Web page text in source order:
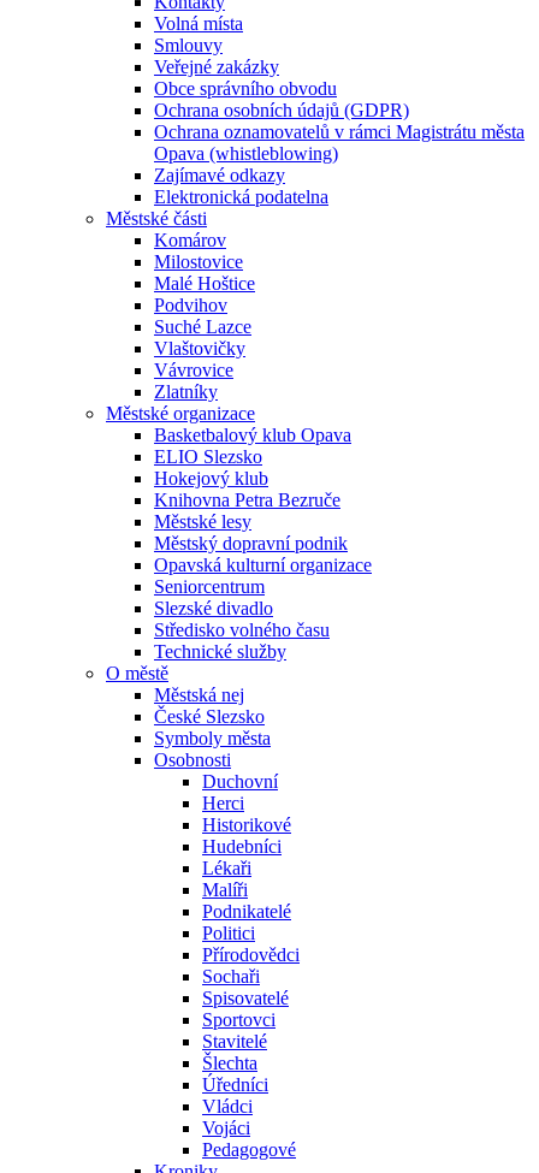
Volná místa
Smlouvy
Veřejné zakázky
Obce správního obvodu
Ochrana osobních údajů (GDPR)
Ochrana oznamovatelů v rámci Magistrátu města
Opava (whistleblowing)
Zajímavé odkazy
Elektronická podatelna
Městské části
Komárov
Milostovice
Malé Hoštice
Podvihov
Suché Lazce
Vlaštovičky
Vávrovice
Zlatníky
Městské organizace
Basketbalový klub Opava
ELIO Slezsko
Hokejový klub
Knihovna Petra Bezruče
Městské lesy
Městský dopravní podnik
Opavská kulturní organizace
Seniorcentrum
Slezské divadlo
Středisko volného času
Technické služby
O městě
Městská nej
České Slezsko
Symboly města
Osobnosti
Duchovní
Herci
Historikové
Hudebníci
Lékaři
Malíři
Podnikatelé
Politici
Přírodovědci
Sochaři
Spisovatelé
Sportovci
Stavitelé
Šlechta
Úředníci
Vládci
Vojáci
Pedagogové